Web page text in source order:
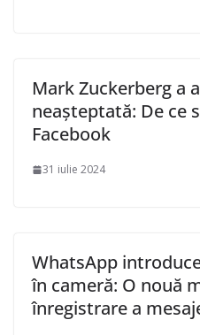
Mark Zuckerberg a
neașteptată: De ce
Facebook
31 iulie 2024
WhatsApp
în cameră: O nouă
înregistrare a